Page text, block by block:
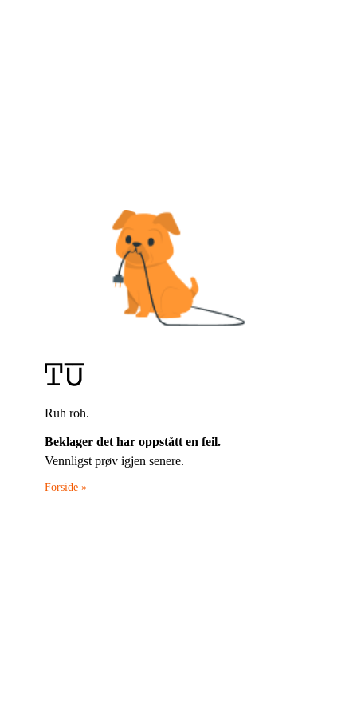
Ruh roh.
Beklager det har oppstått en feil.
Vennligst prøv igjen senere.
Forside »